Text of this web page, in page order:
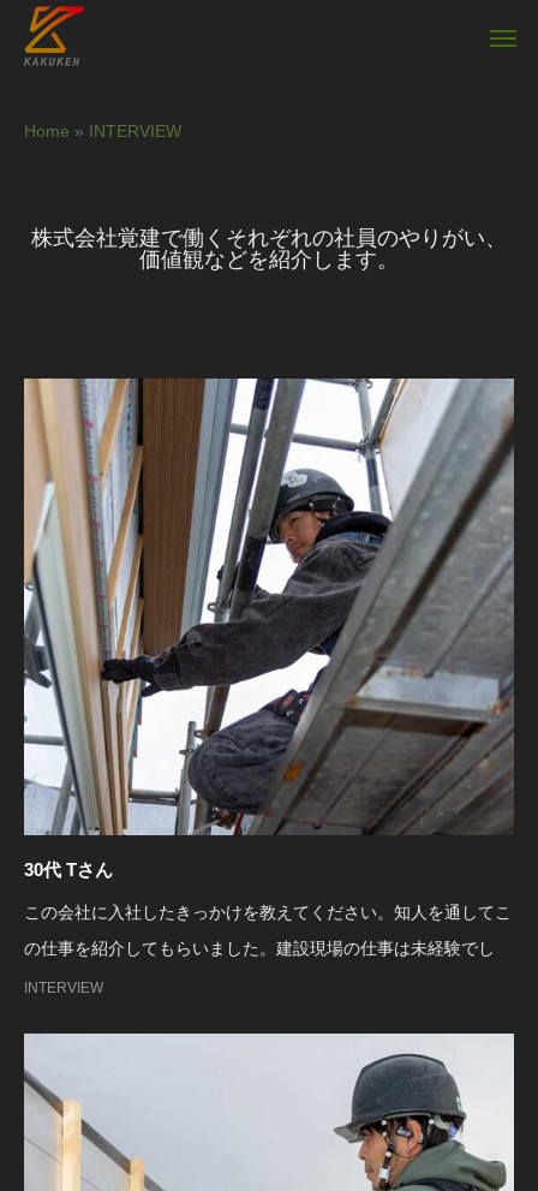
Home » INTERVIEW
株式会社覚建で働くそれぞれの社員のやりがい、
価値観などを紹介します。
30代 Tさん
この会社に入社したきっかけを教えてください。知人を通してこ
の仕事を紹介してもらいました。建設現場の仕事は未経験でし
INTERVIEW